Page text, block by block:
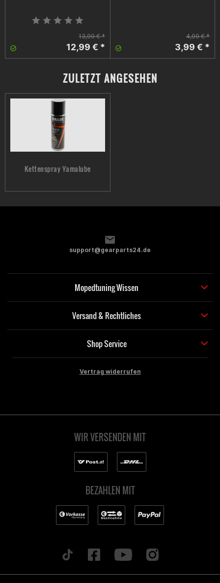
13,99 € *
12,99 € *
4,99 € *
3,99 € *
ZULETZT ANGESEHEN
Kettenspray Yamalube
support@gearparts24.de
Mopedtuning Wissen
Versand & Rechtliches
Shop Service
Vertrag widerrufen
WIR VERSENDEN MIT
BEZAHLEN MIT